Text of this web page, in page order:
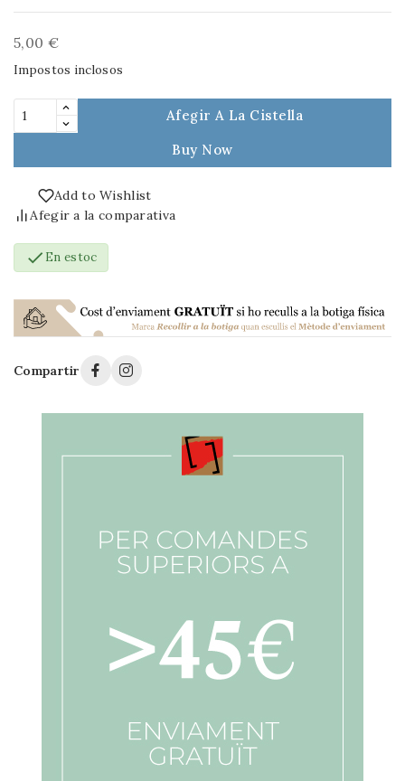
5,00 €
Impostos inclosos
Afegir A La Cistella
Buy Now
Add to Wishlist
Afegir a la comparativa
 En estoc
Compartir